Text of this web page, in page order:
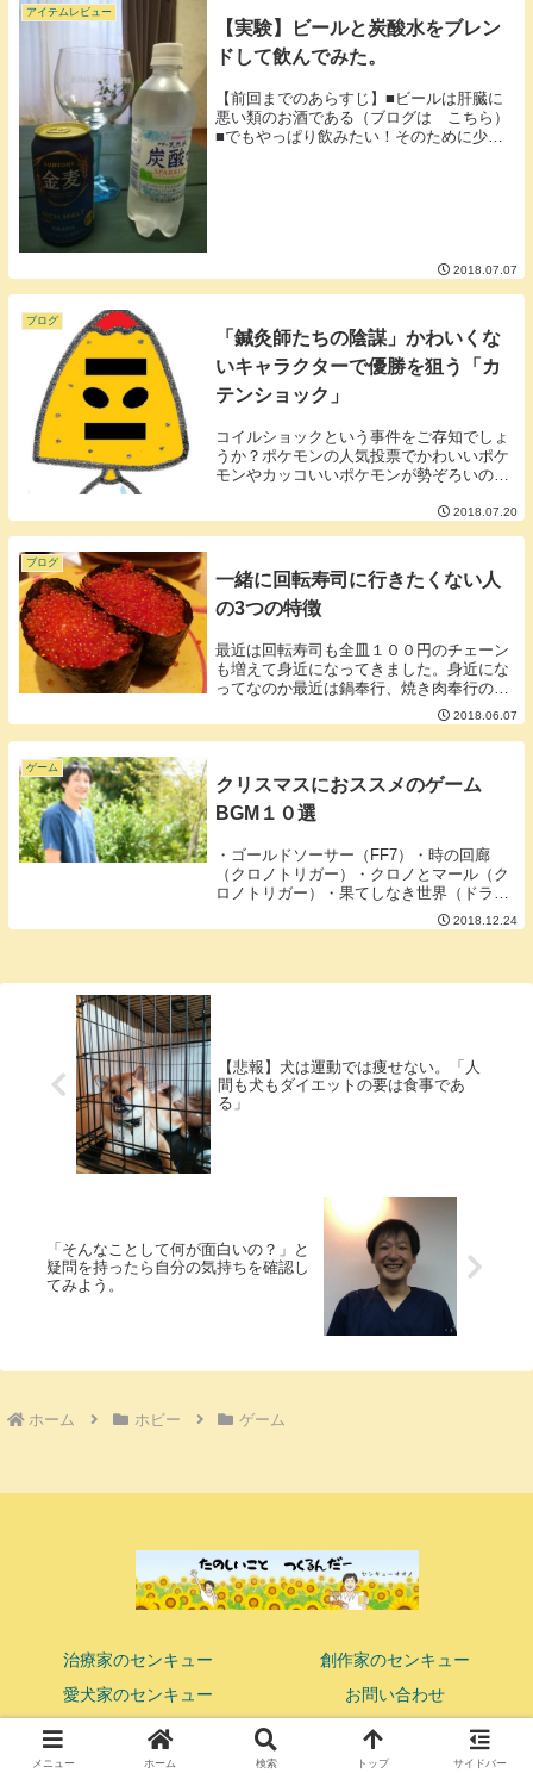
アイテムレビュー
【実験】ビールと炭酸水をブレン
ドして飲んでみた。
【前回までのあらすじ】■ビールは肝臓に
悪い類のお酒である（ブログは こちら）
■でもやっぱり飲みたい！そのために少し
2018.07.07
ブログ
「鍼灸師たちの陰謀」かわいくな
いキャラクターで優勝を狙う「カ
テンショック」
コイルショックという事件をご存知でしょ
うか？ポケモンの人気投票でかわいいポケ
モンやカッコいいポケモンが勢ぞろいの中
イル」が良からぬ大人の組織票により第２
2018.07.20
ブログ
一緒に回転寿司に行きたくない人
の3つの特徴
最近は回転寿司も全皿１００円のチェーン
も増えて身近になってきました。身近にな
ってなのか最近は鍋奉行、焼き肉奉行のよ
うな「奉行」が回転寿司にも現れることが
あるそうです。今回はその回転寿司奉行に
ついての特徴をお話しいたします。■その
2018.06.07
ゲーム
クリスマスにおススメのゲーム
BGM１０選
・ゴールドソーサー（FF7）・時の回廊
（クロノトリガー）・クロノとマール（ク
ロノトリガー）・果てしなき世界（ドラク
エ２）・街角のメロディ（ドラクエ５）・
星の光の花咲く丘で（マリオRPG）・バニ
2018.12.24
【悲報】犬は運動では痩せない。「人
間も犬もダイエットの要は食事であ
る」
「そんなことして何が面白いの？」と
疑問を持ったら自分の気持ちを確認し
てみよう。
ホーム ホビー ゲーム
治療家のセンキュー
創作家のセンキュー
愛犬家のセンキュー
お問い合わせ
© 2018 ココロまで響かせる鍼灸マッサージ師 センキューオオノ.
メニュー ホーム 検索 トップ サイドバー